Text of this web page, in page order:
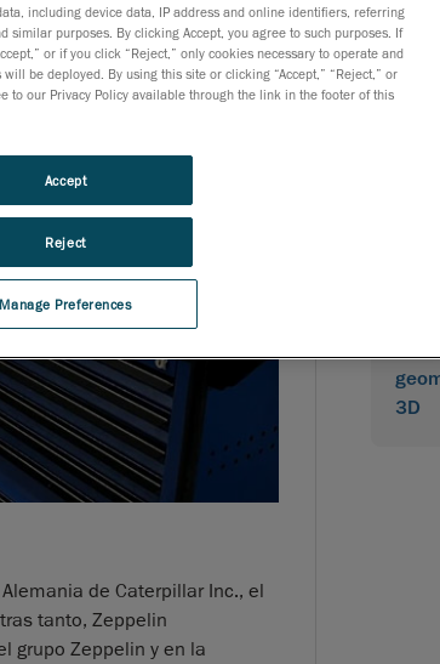
de Caterpillar Inc., el
tanto, Zeppelin
grupo Zeppelin y en la
de
3D
including device data, IP address and online identifiers, referring
similar purposes. By clicking Accept, you agree to such purposes. If
or if you click “Reject,” only cookies necessary to operate and
be deployed. By using this site or clicking “Accept,” “Reject,” or
to our Privacy Policy available through the link in the footer of this
Manage Preferences
Reject
Accept